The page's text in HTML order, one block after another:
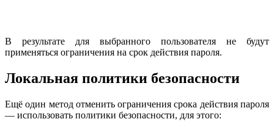
В результате для выбранного пользователя не будут
применяться ограничения на срок действия пароля.
Локальная политики безопасности
Ещё один метод отменить ограничения срока действия пароля
— использовать политики безопасности, для этого: